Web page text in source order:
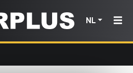
NL
licht &